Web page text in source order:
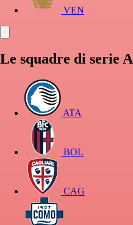
VEN
Le squadre di serie A
ATA
BOL
CAG